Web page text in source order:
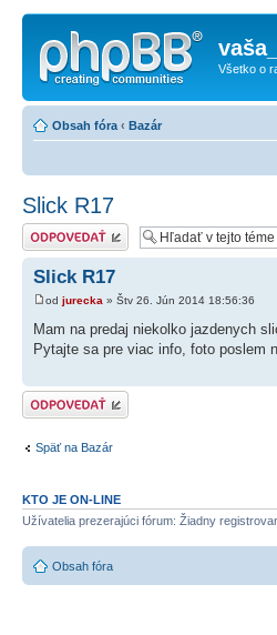
Všetko o
Obsah fóra ‹ Bazár
Slick R17
Odoslať odpoveď
Slick R17
od jurecka » Štv 26. Jún 2014 18:56:36
Mam na predaj niekolko jazdenych
Pytajte sa pre viac info, foto poslem
Odoslať odpoveď
Späť na Bazár
KTO JE ON-LINE
Užívatelia prezerajúci fórum: Žiadny
Obsah fóra